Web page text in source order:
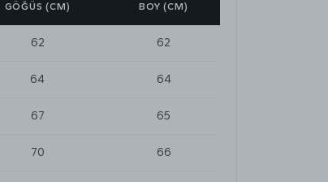
GÖĞÜS (CM) BOY (CM)
62 62
64 64
67 65
70 66